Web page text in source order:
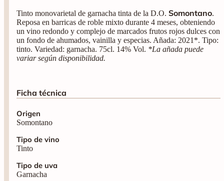
Tinto monovarietal de garnacha tinta de la D.O. Somontano.
Reposa en barricas de roble mixto durante 4 meses, obteniendo
un vino redondo y complejo de marcados frutos rojos dulces con
un fondo de ahumados, vainilla y especias. Añada: 2021*. Tipo:
tinto. Variedad: garnacha. 75cl. 14% Vol. *La añada puede
variar según disponibilidad.
Ficha técnica
Origen
Somontano
Tipo de vino
Tinto
Tipo de uva
Garnacha